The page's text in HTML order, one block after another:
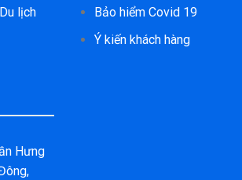
lịch
Bảo hiểm Covid 19
Ý kiến khách hàng
Hưng